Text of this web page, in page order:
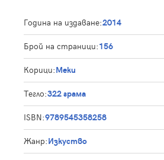
Година на издаване:2014
Брой на страници:156
Корици:Меки
Тегло:322 грама
ISBN:9789545358258
Жанр:Изкуство